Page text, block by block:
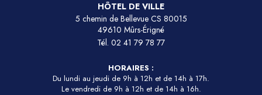
HÔTEL DE VILLE
5 chemin de Bellevue CS 80015
49610 Mûrs-Érigné
Tél. 02 41 79 78 77
HORAIRES :
Du lundi au jeudi de 9h à 12h et de 14h à 17h.
Le vendredi de 9h à 12h et de 14h à 16h.